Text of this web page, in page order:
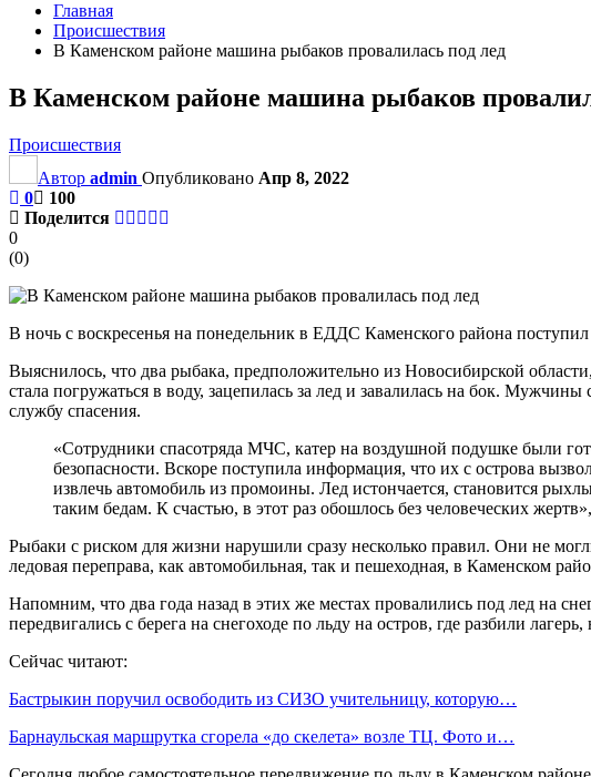
Главная
Происшествия
В Каменском районе машина рыбаков провалилась под лед
В Каменском районе машина рыбаков
Происшествия
Автор admin Опубликовано Апр 8, 2022
0
100
Поделится
0
(0)
В ночь с воскресенья на понедельник в ЕДДС Каменского района
Выяснилось, что два рыбака, предположительно из Новосибирской
стала погружаться в воду, зацепилась за лед и завалилась на бок.
службу спасения.
«Сотрудники спасотряда МЧС, катер на воздушной подушке были
безопасности. Вскоре поступила информация, что их с острова
извлечь автомобиль из промоины. Лед истончается, становится
таким бедам. К счастью, в этот раз обошлось без человеческих
Рыбаки с риском для жизни нарушили сразу несколько правил. Они не
ледовая переправа, как автомобильная, так и пешеходная, в Каменском
Напомним, что два года назад в этих же местах провалились под лед на
передвигались с берега на снегоходе по льду на остров, где разбили
Сейчас читают:
Бастрыкин поручил освободить из СИЗО учительницу, которую…
Барнаульская маршрутка сгорела «до скелета» возле ТЦ. Фото и…